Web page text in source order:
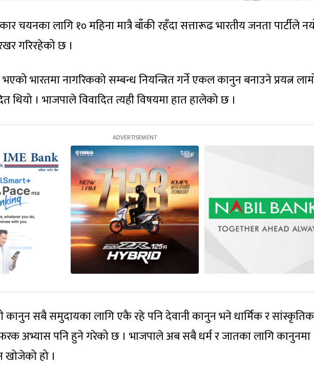
चयनका लागि १० महिना मात्रै बाँकी रहँदा सत्तारूढ भारतीय जनता पार्टीले
गरिरहेको छ ।
भएको भारतमा नागरिकको सम्बन्ध नियन्त्रित गर्ने एकल कानुन बनाउने प्रयत्न
थियो । भाजपाले विवादित त्यही विषयमा हात हालेको छ ।
कानुन सबै समुदायका लागि एकै रहे पनि देवानी कानुन भने धार्मिक र सांस्कृतिक
अभ्यास पनि हुने गरेको छ । भाजपाले अब सबै धर्म र जातका लागि कानुनमा
हो ।